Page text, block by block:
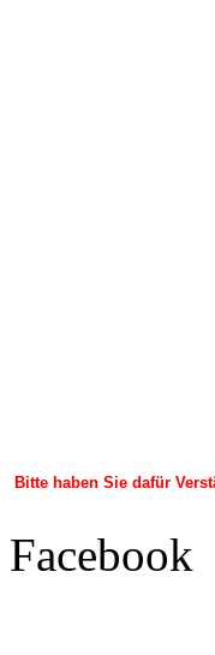
Bitte haben Sie dafür
Facebook